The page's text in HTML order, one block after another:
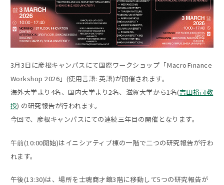
3月3日に彦根キャンパスにて国際ワークショップ「MacroFinance
Workshop 2026」(使用言語: 英語)が開催されます。
海外大学より4名、国内大学より2名、滋賀大学から1名(吉田裕司教
授) の研究報告が行われます。
今回で、彦根キャンパスにての連続三年目の開催となります。
午前(10:00開始)はイニシアティブ棟の一階で二つの研究報告が行わ
れます。
午後(13:30)は、場所を士魂商才館3階に移動して5つの研究報告が